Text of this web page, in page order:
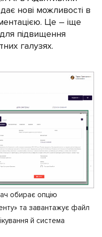
нові можливості в
Це – іще
підвищення
галузях.
обирає опцію
та завантажує файл
й система